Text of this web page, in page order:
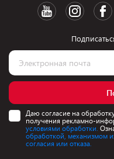
Даю согласие на
получения рекламно-
условиями обработки.
обработкой, механизмом
согласия или отказа.